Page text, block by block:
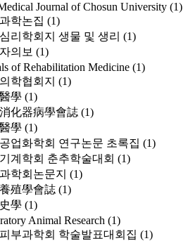
Journal of Chosun University (1)
학논집 (1)
리학회지 생물 및 생리 (1)
의보 (1)
of Rehabilitation Medicine (1)
학협회지 (1)
學 (1)
化器病學會誌 (1)
學 (1)
업화학회 연구논문 초록집 (1)
계학회 춘추학술대회 (1)
학회논문지 (1)
殖學會誌 (1)
學 (1)
Animal Research (1)
부과학회 학술발표대회집 (1)